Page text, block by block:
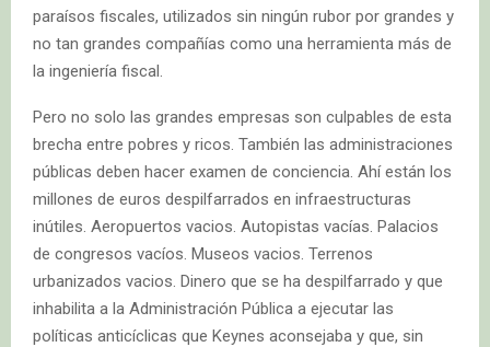
paraísos fiscales, utilizados sin ningún rubor por grandes y
no tan grandes compañías como una herramienta más de
la ingeniería fiscal.
Pero no solo las grandes empresas son culpables de esta
brecha entre pobres y ricos. También las administraciones
públicas deben hacer examen de conciencia. Ahí están los
millones de euros despilfarrados en infraestructuras
inútiles. Aeropuertos vacios. Autopistas vacías. Palacios
de congresos vacíos. Museos vacios. Terrenos
urbanizados vacios. Dinero que se ha despilfarrado y que
inhabilita a la Administración Pública a ejecutar las
políticas anticíclicas que Keynes aconsejaba y que, sin